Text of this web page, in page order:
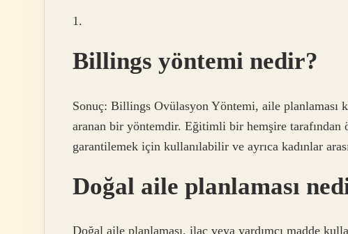
1.
Billings yöntemi nedir?
Sonuç: Billings Ovülasyon Yöntemi, aile planlaması
aranan bir yöntemdir. Eğitimli bir hemşire
garantilemek için kullanılabilir ve ayrıca kadınlar
Doğal aile planlaması
Doğal aile planlaması, ilaç veya yardımcı madde